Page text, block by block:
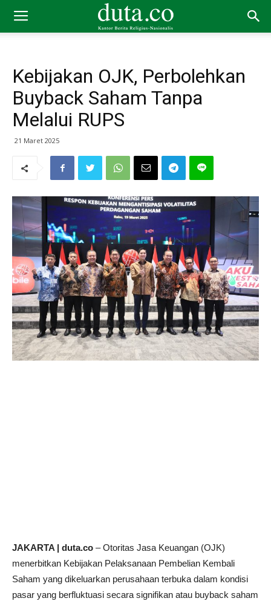
Kebijakan OJK, Perbolehkan
Buyback Saham Tanpa
Melalui RUPS
21 Maret 2025
JAKARTA | duta.co – Otoritas Jasa Keuangan (OJK)
menerbitkan Kebijakan Pelaksanaan Pembelian Kembali
Saham yang dikeluarkan perusahaan terbuka dalam kondisi
pasar yang berfluktuasi secara signifikan atau buyback saham